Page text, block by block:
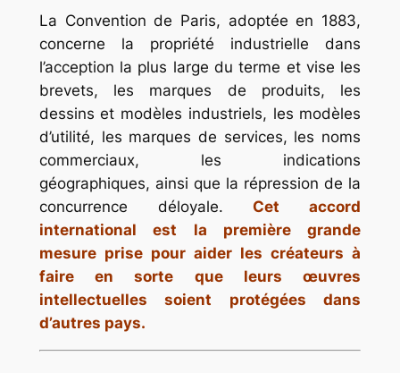
La Convention de Paris, adoptée en 1883,
concerne la propriété industrielle dans
l’acception la plus large du terme et vise les
brevets, les marques de produits, les
dessins et modèles industriels, les modèles
d’utilité, les marques de services, les noms
commerciaux, les indications
géographiques, ainsi que la répression de la
concurrence déloyale.Cet accord
international est la première grande
mesure prise pour aider les créateurs à
faire en sorte que leurs œuvres
intellectuelles soient protégées dans
d’autres pays.